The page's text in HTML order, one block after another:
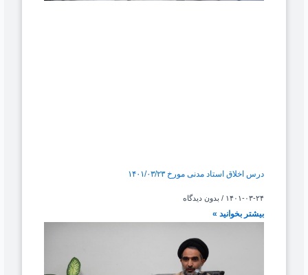
درس اخلاق استاد مدنی مورخ ۱۴۰۱/۰۳/۲۳
۱۴۰۱-۰۳-۲۴ بدون دیدگاه
بیشتر بخوانید »